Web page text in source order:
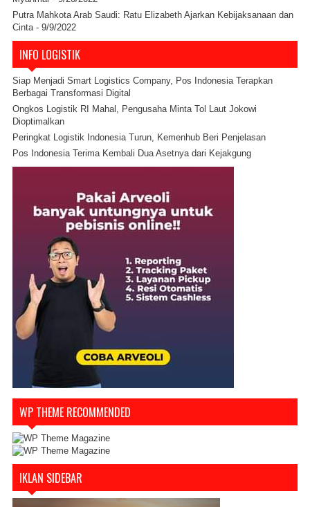
Putra Mahkota Arab Saudi: Ratu Elizabeth Ajarkan Kebijaksanaan dan
Cinta- 9/9/2022
INFO LOGISTIK
Siap Menjadi Smart Logistics Company, Pos Indonesia Terapkan
Berbagai Transformasi Digital
Ongkos Logistik RI Mahal, Pengusaha Minta Tol Laut Jokowi
Dioptimalkan
Peringkat Logistik Indonesia Turun, Kemenhub Beri Penjelasan
Pos Indonesia Terima Kembali Dua Asetnya dari Kejakgung
WP THEME RECOMMENDED
IKLAN SIDEBAR